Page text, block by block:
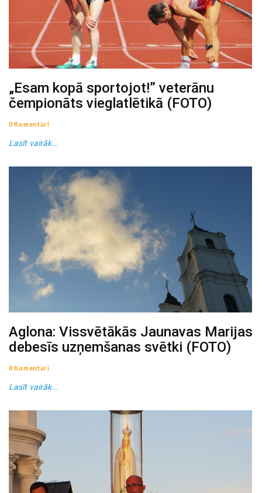
„Esam kopā sportojot!” veterānu
čempionāts vieglatlētikā (FOTO)
0 Komentāri
Lasīt vairāk...
Aglona: Vissvētākās Jaunavas Marijas
debesīs uzņemšanas svētki (FOTO)
0 Komentāri
Lasīt vairāk...